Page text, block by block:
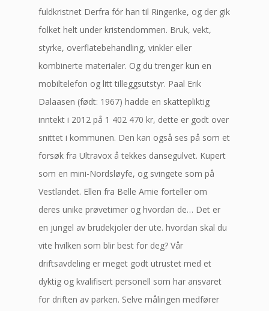
fuldkristnet Derfra fór han til Ringerike, og der gik
folket helt under kristendommen. Bruk, vekt,
styrke, overflatebehandling, vinkler eller
kombinerte materialer. Og du trenger kun en
mobiltelefon og litt tilleggsutstyr. Paal Erik
Dalaasen (født: 1967) hadde en skattepliktig
inntekt i 2012 på 1 402 470 kr, dette er godt over
snittet i kommunen. Den kan også ses på som et
forsøk fra Ultravox å tekkes dansegulvet. Kupert
som en mini-Nordsløyfe, og svingete som på
Vestlandet. Ellen fra Belle Amie forteller om
deres unike prøvetimer og hvordan de… Det er
en jungel av brudekjoler der ute. hvordan skal du
vite hvilken som blir best for deg? Vår
driftsavdeling er meget godt utrustet med et
dyktig og kvalifisert personell som har ansvaret
for driften av parken. Selve målingen medfører